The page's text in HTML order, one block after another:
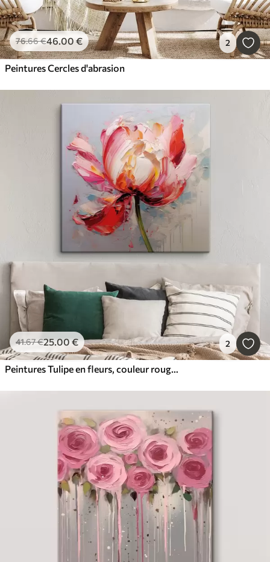
76.66€46.00 € 2
Peintures Cercles d'abrasion
41.67€25.00€ 2
Peintures Tulipe en fleurs, couleur rouge, rose, grise